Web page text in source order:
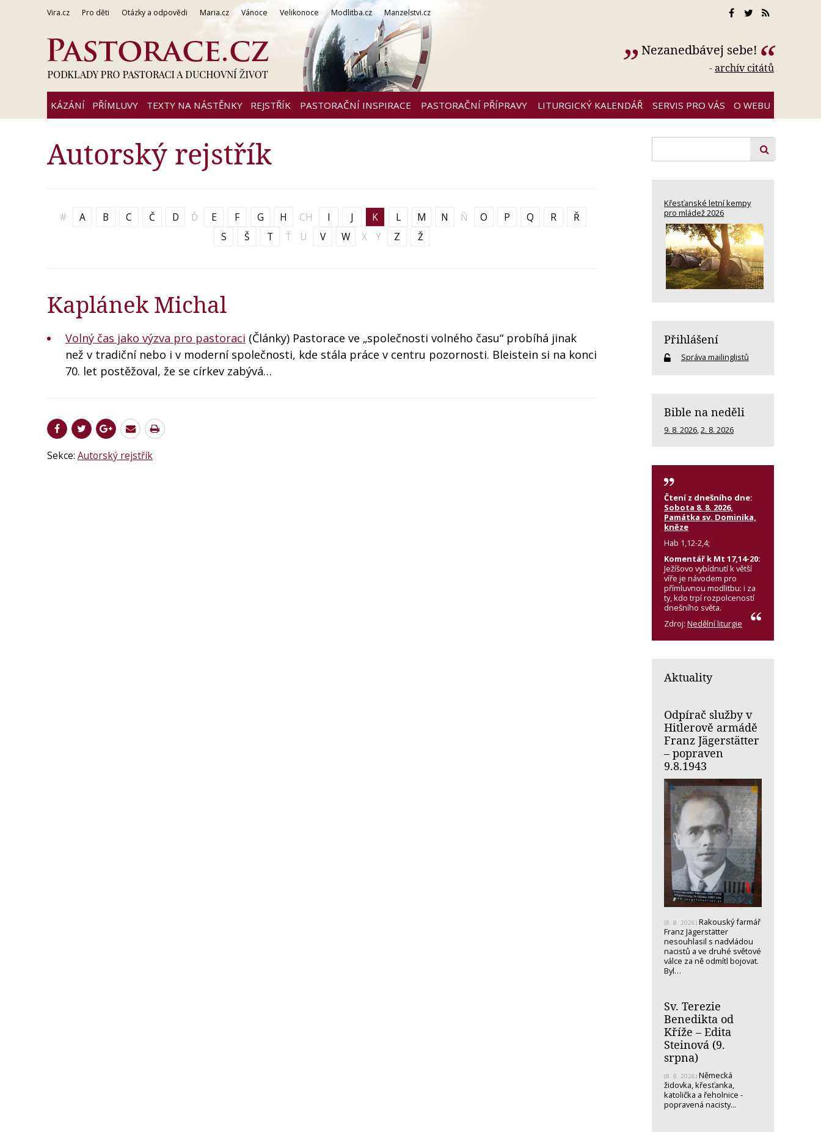
Vira.cz Pro děti Otázky a odpovědi Maria.cz Vánoce Velikonoce Modlitba.cz Manzelstvi.cz
Nezanedbávej sebe!
-archív citátů
KÁZÁNÍ PŘÍMLUVY TEXTY NA NÁSTĚNKY REJSTŘÍK PASTORAČNÍ INSPIRACE PASTORAČNÍ PŘÍPRAVY LITURGICKÝ KALENDÁŘ SERVIS PRO VÁS O WEBU
Autorský rejstřík
# A B C Č D Ď E F G H CH I J K L M N Ň O P Q R
Ř
S
Š T Ť U V W X Y Z Ž
Kaplánek Michal
Volný čas jako výzva pro pastoraci (Články) Pastorace ve „společnosti volného času“ probíhá jinak
než v tradiční nebo i v moderní společnosti, kde stála práce v centru pozornosti. Bleistein si na konci
70. let postěžoval, že se církev zabývá…
Sekce: Autorský rejstřík
Křesťanské letní kempy
pro mládež 2026
Přihlášení
Správa mailinglistů
Bible na neděli
9. 8. 2026 2. 8. 2026
Čtení z dnešního dne:
Sobota 8. 8. 2026,
Památka sv. Dominika,
kněze
Hab 1,12-2,4;
Komentář k Mt 17,14-20:
Ježíšovo vybídnutí k větší
víře je návodem pro
přímluvnou modlitbu: i za
ty, kdo trpí rozpolceností
dnešního světa.
Zdroj: Nedělní liturgie
Aktuality
Odpírač služby v
Hitlerově armádě
Franz Jägerstätter
– popraven
9.8.1943
(8. 8. 2026) Rakouský farmář
Franz Jägerstätter
nesouhlasil s nadvládou
nacistů a ve druhé světové
válce za ně odmítl bojovat.
Byl…
Sv. Terezie
Benedikta od
Kříže – Edita
Steinová (9.
srpna)
(8. 8. 2026) Německá
židovka, křesťanka,
katolička a řeholnice -
popravená nacisty...